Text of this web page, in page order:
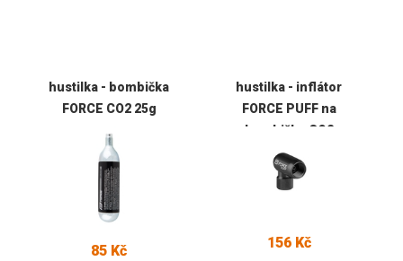
hustilka - bombička
FORCE CO2 25g
85 Kč
hustilka - inflátor
FORCE PUFF na
bombičku CO2
156 Kč